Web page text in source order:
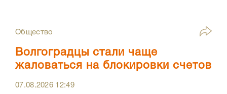
Общество
Волгоградцы стали чаще
жаловаться на блокировки счетов
07.08.2026 12:49